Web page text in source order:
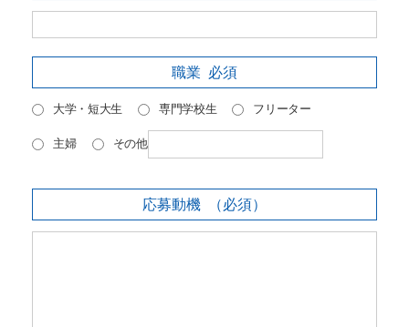
職業 必須
大学・短大生 専門学校生 フリーター
主婦 その他
応募動機 （必須）